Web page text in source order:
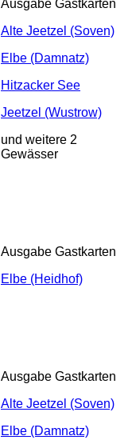
Ausgabe Gastkarten
Alte Jeetzel (Soven)
Elbe (Damnatz)
Hitzacker See
Jeetzel (Wustrow)
und weitere 2
Gewässer
Ausgabe Gastkarten
Elbe (Heidhof)
Ausgabe Gastkarten
Alte Jeetzel (Soven)
Elbe (Damnatz)